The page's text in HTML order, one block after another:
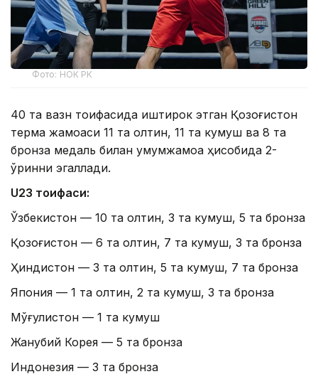
Фото: НОК РК
40 та вазн тоифасида иштирок этган Қозоғистон
терма жамоаси 11 та олтин, 11 та кумуш ва 8 та
бронза медаль билан умумжамоа ҳисобида 2-
ўринни эгаллади.
U23 тоифаси:
Ўзбекистон — 10 та олтин, 3 та кумуш, 5 та бронза
Қозоғистон — 6 та олтин, 7 та кумуш, 3 та бронза
Ҳиндистон — 3 та олтин, 5 та кумуш, 7 та бронза
Япония — 1 та олтин, 2 та кумуш, 3 та бронза
Мўғулистон — 1 та кумуш
Жанубий Корея — 5 та бронза
Индонезия — 3 та бронза